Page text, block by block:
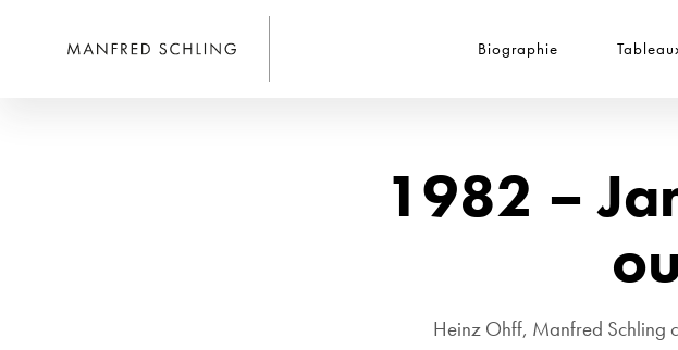
Biographie
1982 –
Heinz Ohff, Manfred Schling